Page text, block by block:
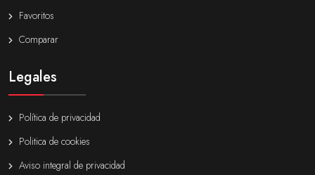
Favoritos
Comparar
Legales
Política de privacidad
Politica de cookies
Aviso integral de privacidad